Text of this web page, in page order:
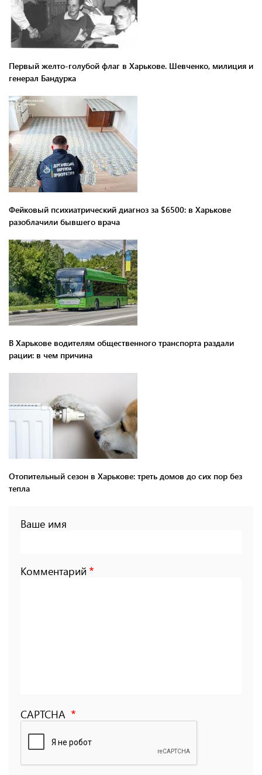
Первый желто-голубой флаг в Харькове. Шевченко, милиция и
генерал Бандурка
Фейковый психиатрический диагноз за $6500: в Харькове
разоблачили бывшего врача
В Харькове водителям общественного транспорта раздали
рации: в чем причина
Отопительный сезон в Харькове: треть домов до сих пор без
тепла
Ваше имя
Комментарий
CAPTCHA